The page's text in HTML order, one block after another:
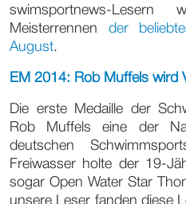
swimsportnews-
Meisterrennen der
August.
EM 2014: Rob Muffels wird
Die erste Medaille der
Rob Muffels eine der
deutschen
Freiwasser holte der 19-
sogar Open Water Star
unsere Leser fanden diese